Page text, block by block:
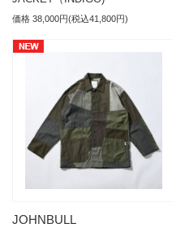
価格 38,000円(税込41,800円)
JOHNBULL